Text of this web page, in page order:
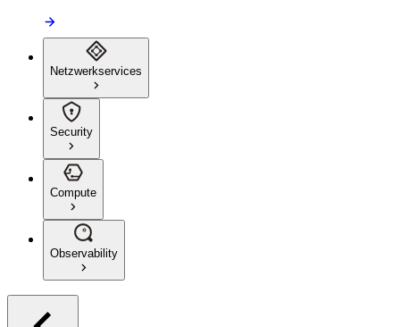
Netzwerkservices
Security
Compute
Observability